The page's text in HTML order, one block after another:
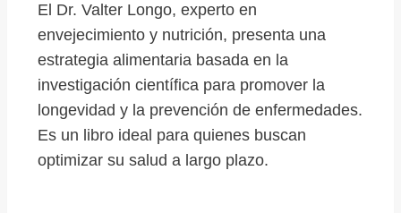
El Dr. Valter Longo, experto en
envejecimiento y nutrición, presenta una
estrategia alimentaria basada en la
investigación científica para promover la
longevidad y la prevención de enfermedades.
Es un libro ideal para quienes buscan
optimizar su salud a largo plazo.